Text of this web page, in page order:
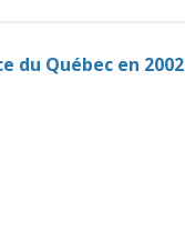
du Québec en 2002